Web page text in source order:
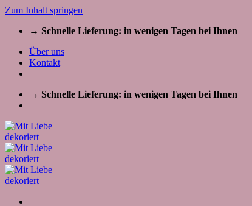
Zum Inhalt springen
→ Schnelle Lieferung: in wenigen Tagen bei Ihnen
Über uns
Kontakt
→ Schnelle Lieferung: in wenigen Tagen bei Ihnen